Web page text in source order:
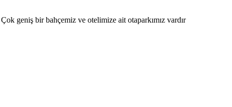
geniş bir bahçemiz ve otelimize ait otaparkımız vardır